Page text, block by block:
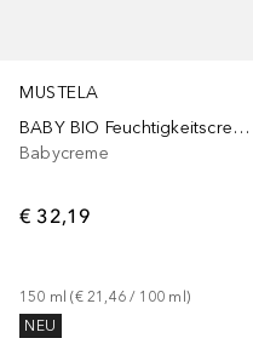
MUSTELA
BABY BIO Feuchtigkeitscreme
Babycreme
€ 32,19
150 ml (€ 21,46 / 100 ml )
NEU